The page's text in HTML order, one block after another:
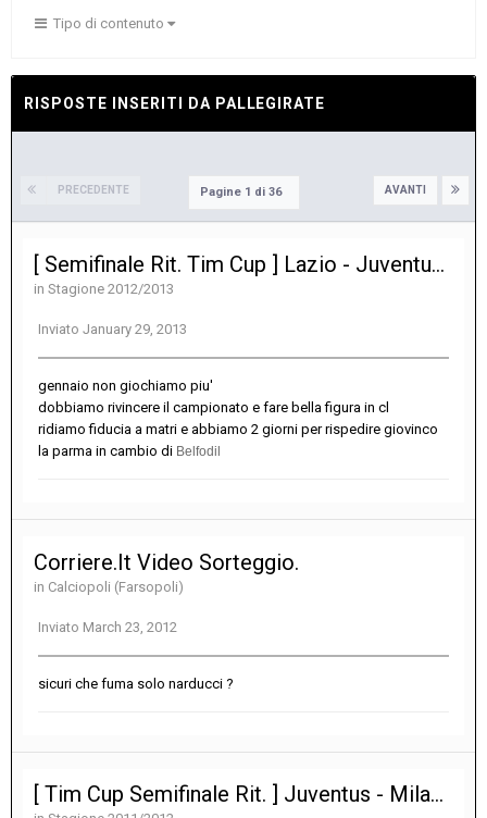
Tipo di contenuto
RISPOSTE INSERITI DA PALLEGIRATE
PRECEDENTE AVANTI
Pagine 1 di 36
[ Semifinale Rit. Tim Cup ] Lazio - Juventus 2-1
in Stagione 2012/2013
Inviato January 29, 2013
gennaio non giochiamo piu'
dobbiamo rivincere il campionato e fare bella figura in cl
ridiamo fiducia a matri e abbiamo 2 giorni per rispedire giovinco
la parma in cambio di Belfodil
Corriere.It Video Sorteggio.
in Calciopoli (Farsopoli)
Inviato March 23, 2012
sicuri che fuma solo narducci ?
[ Tim Cup Semifinale Rit. ] Juventus - Milan 2-2